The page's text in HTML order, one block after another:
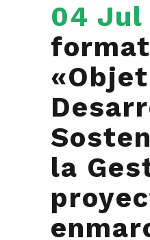
04 Jul
la